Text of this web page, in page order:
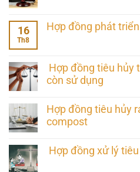
16
Th8
Hợp đồng phát
Hợp đồng tiêu hủy
còn sử dụng
Hợp đồng tiêu hủy
compost
Hợp đồng xử lý